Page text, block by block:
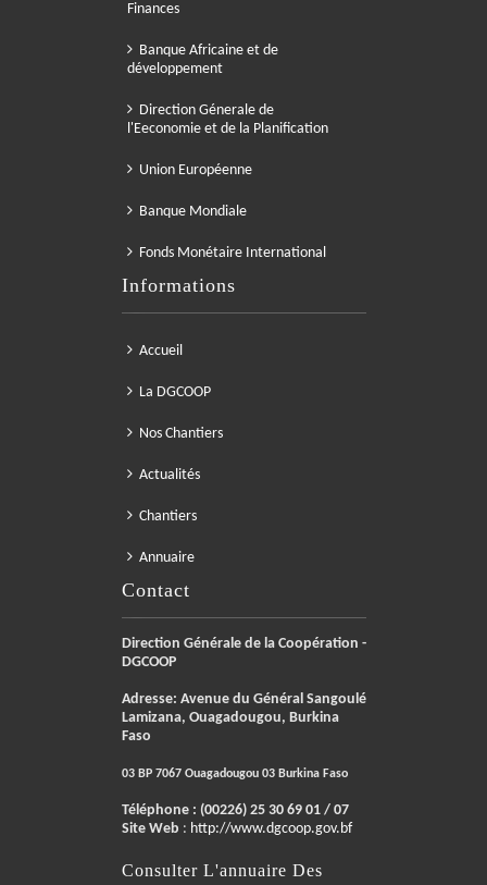
Finances
Banque Africaine et de
développement
Direction Génerale de
l'Eeconomie et de la Planification
Union Européenne
Banque Mondiale
Fonds Monétaire International
Informations
Accueil
La DGCOOP
Nos Chantiers
Actualités
Chantiers
Annuaire
Contact
Direction Générale de la Coopération -
DGCOOP
Adresse: Avenue du Général Sangoulé
Lamizana, Ouagadougou, Burkina
Faso
03 BP 7067 Ouagadougou 03 Burkina Faso
Téléphone : (00226) 25 30 69 01 / 07
Site Web : http://www.dgcoop.gov.bf
Consulter L'annuaire Des